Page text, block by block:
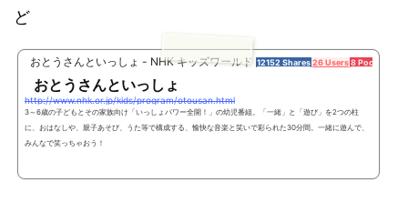
ど
おとうさんといっしょ - NHK キッズワールド 12152 Shares26 Users8 Pockets
おとうさんといっしょ
http://www.nhk.or.jp/kids/program/otousan.html
3～6歳の子どもとその家族向け「いっしょパワー全開！」の幼児番組。「一緒」と「遊び」を2つの柱
に、おはなしや、親子あそび、うた等で構成する、愉快な音楽と笑いで彩られた30分間。一緒に遊んで、
みんなで笑っちゃおう！